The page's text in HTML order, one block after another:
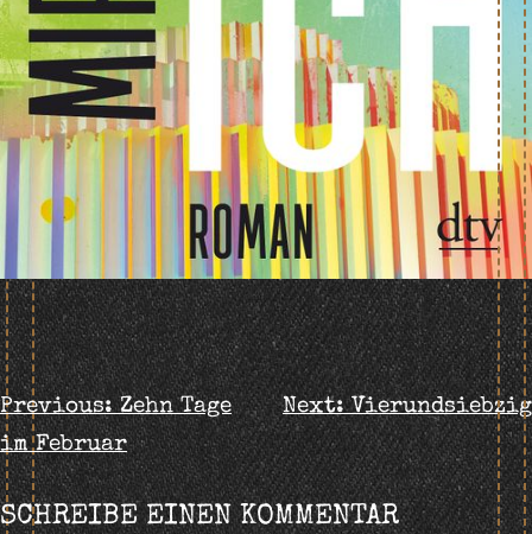
BEITRAGS-
NAVIGATION
Previous: Zehn Tage
im Februar
Next: Vierundsiebzig
SCHREIBE EINEN KOMMENTAR